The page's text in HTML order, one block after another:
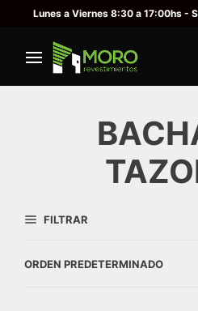
Lunes a Viernes 8:30 a 17:00hs -
FILTRAR